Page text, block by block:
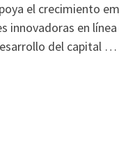
el crecimiento
innovadoras en
del capital …